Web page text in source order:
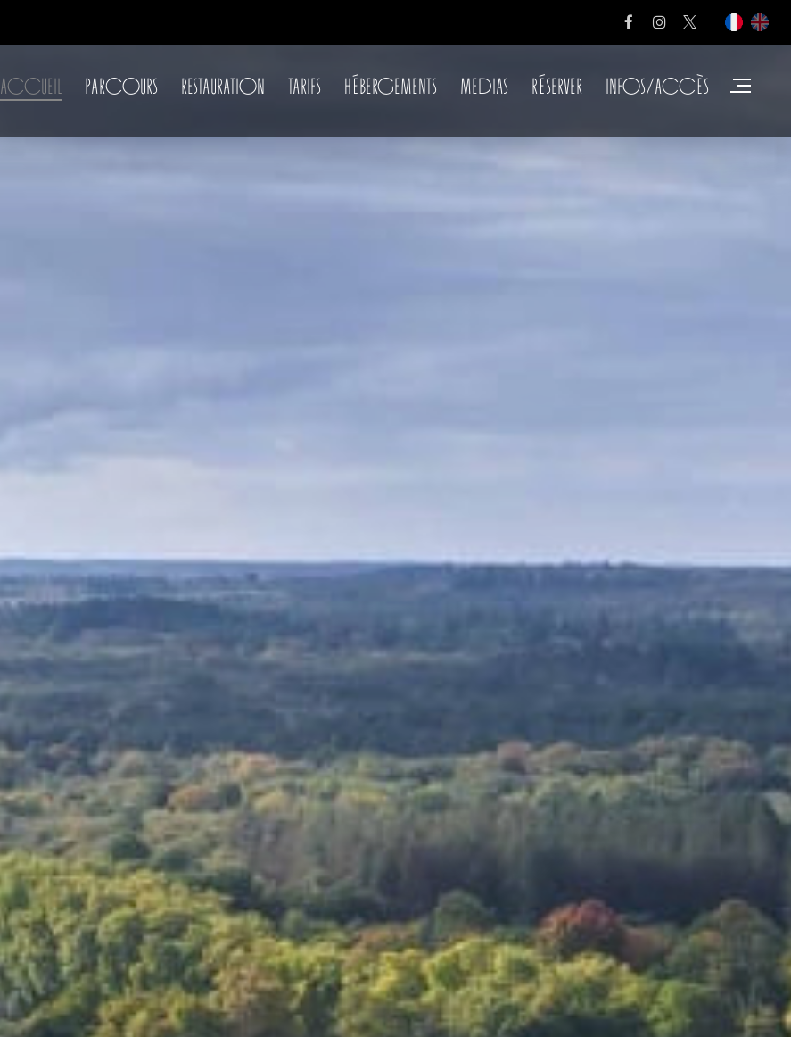
ACCUEIL PARCOURS RESTAURATION TARIFS HÉBERGEMENTS MEDIAS RÉSERVER INFOS/ACCÈS